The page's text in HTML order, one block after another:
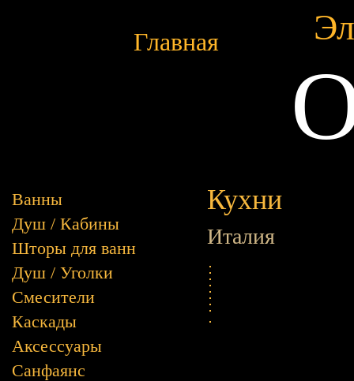
Главная
Ванны
Душ / Кабины
Шторы для ванн
Душ / Уголки
Смесители
Каскады
Аксессуары
Санфаянс
Кухни
Италия